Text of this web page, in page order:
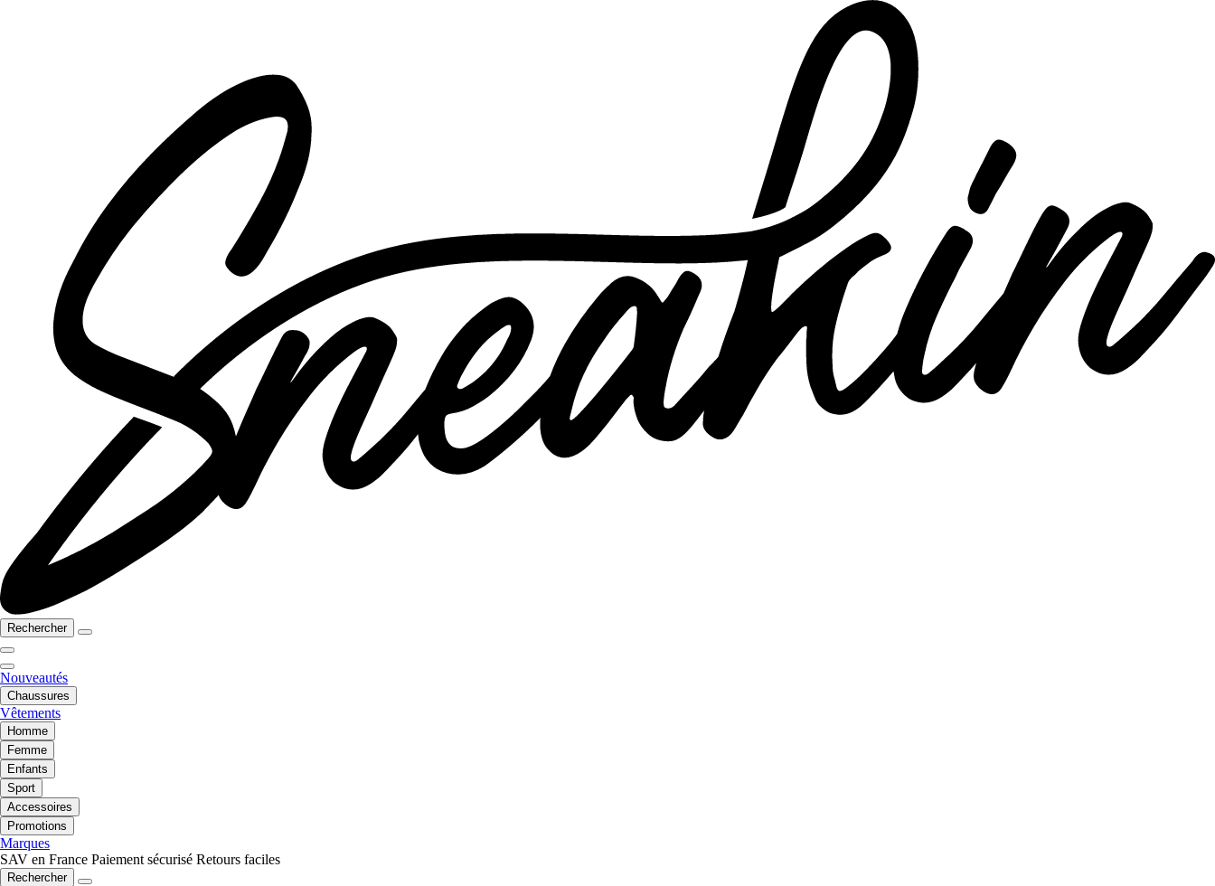
Rechercher
Nouveautés
Chaussures
Vêtements
Homme
Femme
Enfants
Sport
Accessoires
Promotions
Marques
SAV en France Paiement sécurisé Retours faciles
Rechercher